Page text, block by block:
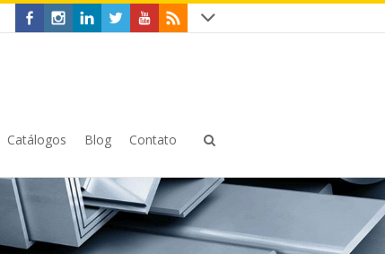
Catálogos Blog Contato